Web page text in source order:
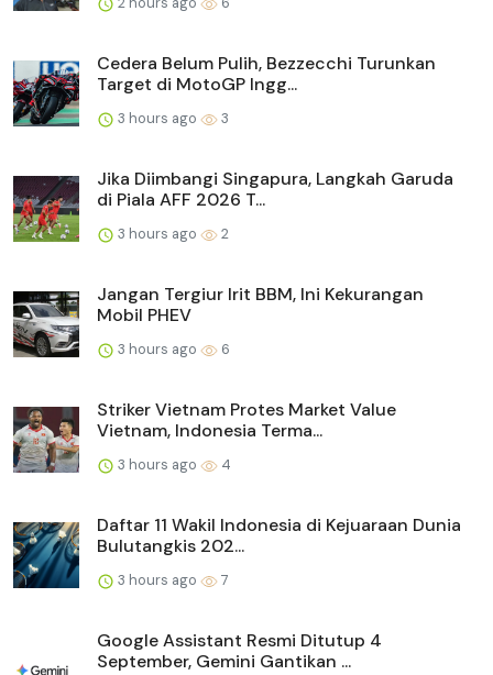
Cedera Belum Pulih, Bezzecchi Turunkan
Target di MotoGP Ingg...
3 hours ago 3
Jika Diimbangi Singapura, Langkah Garuda
di Piala AFF 2026 T...
3 hours ago 2
Jangan Tergiur Irit BBM, Ini Kekurangan
Mobil PHEV
3 hours ago 6
Striker Vietnam Protes Market Value
Vietnam, Indonesia Terma...
3 hours ago 4
Daftar 11 Wakil Indonesia di Kejuaraan Dunia
Bulutangkis 202...
3 hours ago 7
Google Assistant Resmi Ditutup 4
September, Gemini Gantikan ...